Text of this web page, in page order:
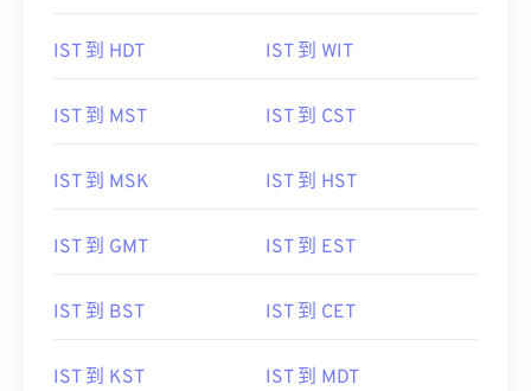
IST 到 HDT IST 到 WIT
IST 到 MST IST 到 CST
IST 到 MSK IST 到 HST
IST 到 GMT IST 到 EST
IST 到 BST IST 到 CET
IST 到 KST IST 到 MDT